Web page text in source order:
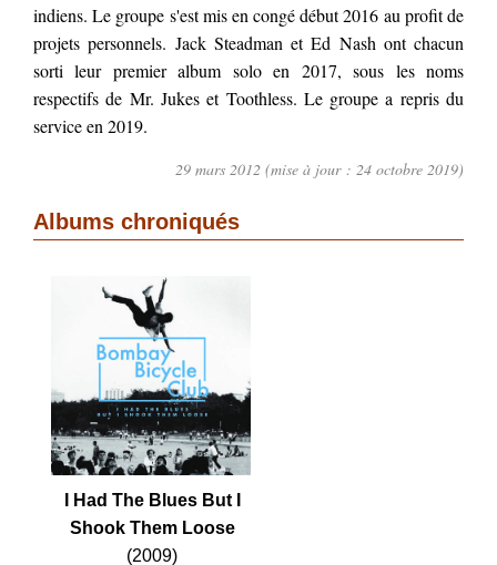
indiens. Le groupe s'est mis en congé début 2016 au profit de
projets personnels. Jack Steadman et Ed Nash ont chacun
sorti leur premier album solo en 2017, sous les noms
respectifs de Mr. Jukes et Toothless. Le groupe a repris du
service en 2019.
29 mars 2012 (mise à jour : 24 octobre 2019)
Albums chroniqués
I Had The Blues But I
Shook Them Loose
(2009)